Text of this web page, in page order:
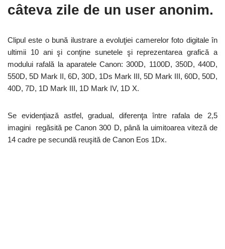
câteva zile de un user anonim.
Clipul este o bună ilustrare a evoluţiei camerelor foto digitale în
ultimii 10 ani şi conţine sunetele şi reprezentarea grafică a
modului rafală la aparatele Canon: 300D, 1100D, 350D, 440D,
550D, 5D Mark II, 6D, 30D, 1Ds Mark III, 5D Mark III, 60D, 50D,
40D, 7D, 1D Mark III, 1D Mark IV, 1D X.
Se evidenţiază astfel, gradual, diferenţa între rafala de 2,5
imagini regăsită pe Canon 300 D, până la uimitoarea viteză de
14 cadre pe secundă reuşită de Canon Eos 1Dx.